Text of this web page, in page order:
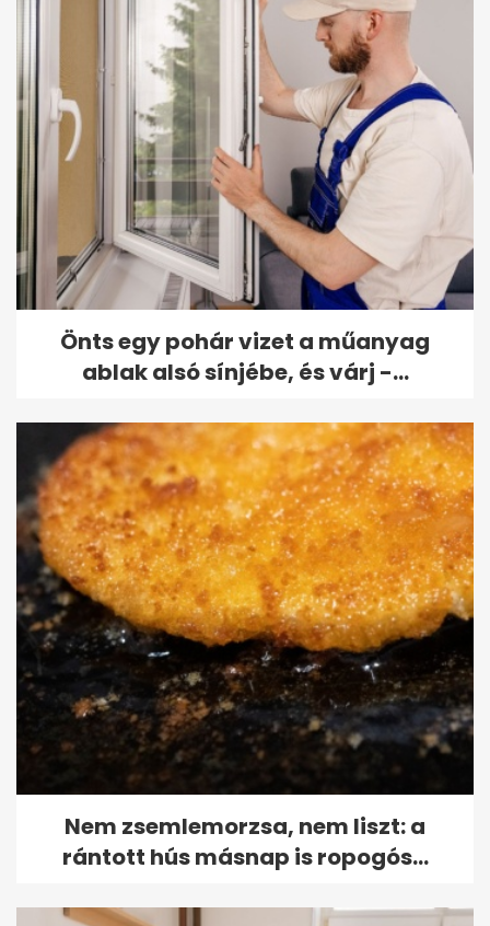
Önts egy pohár vizet a műanyag
ablak alsó sínjébe, és várj -...
Nem zsemlemorzsa, nem liszt: a
rántott hús másnap is ropogós...